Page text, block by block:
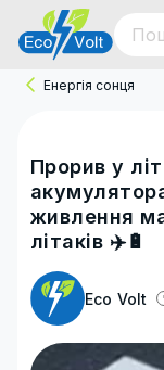
Енергія сонця
Прорив у
живлення
літаків ✈️🔋
Eco Volt